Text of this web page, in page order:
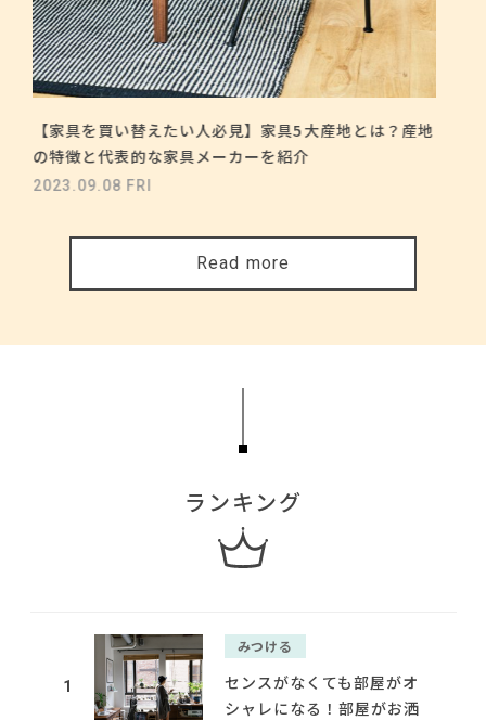
【家具を買い替えたい人必見】家具5大産地とは？産地
の特徴と代表的な家具メーカーを紹介
2023.09.08 FRI
Read more
ランキング
1
みつける
センスがなくても部屋がオ
シャレになる！部屋がお洒